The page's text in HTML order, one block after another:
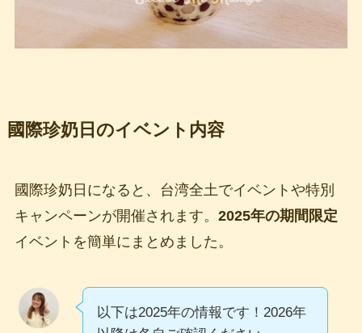
國際珍奶日のイベント内容
國際珍奶日になると、台湾全土でイベントや特別
キャンペーンが開催されます。 2025年の期間限定
イベントを簡単にまとめました。
以下は2025年の情報です！2026年